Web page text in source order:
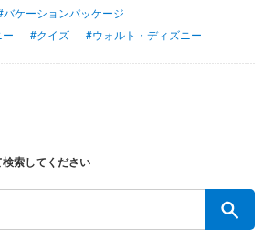
バケーションパッケージ
#クイズ #ウォルト・ディズニー
索してください